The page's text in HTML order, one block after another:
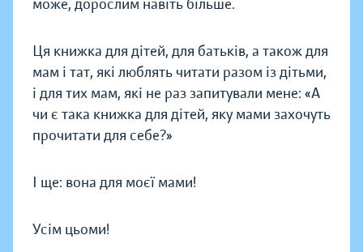
може, дорослим навіть більше.
Ця книжка для дітей, для батьків, а також для
мам і тат, які люблять читати разом із дітьми,
і для тих мам, які не раз запитували мене: «А
чи є така книжка для дітей, яку мами захочуть
прочитати для себе?»
І ще: вона для моєї мами!
Усім цьоми!